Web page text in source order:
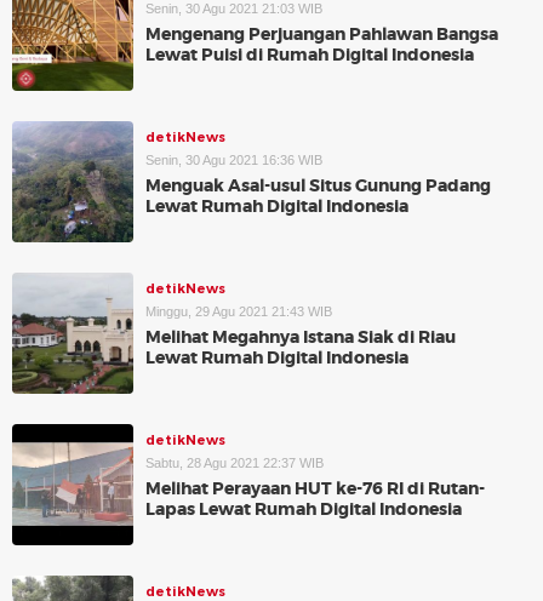
Senin, 30 Agu 2021 21:03 WIB
Mengenang Perjuangan Pahlawan Bangsa
Lewat Puisi di Rumah Digital Indonesia
detikNews
Senin, 30 Agu 2021 16:36 WIB
Menguak Asal-usul Situs Gunung Padang
Lewat Rumah Digital Indonesia
detikNews
Minggu, 29 Agu 2021 21:43 WIB
Melihat Megahnya Istana Siak di Riau
Lewat Rumah Digital Indonesia
detikNews
Sabtu, 28 Agu 2021 22:37 WIB
Melihat Perayaan HUT ke-76 RI di Rutan-
Lapas Lewat Rumah Digital Indonesia
detikNews